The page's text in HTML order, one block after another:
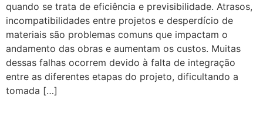
quando se trata de eficiência e previsibilidade. Atrasos,
incompatibilidades entre projetos e desperdício de
materiais são problemas comuns que impactam o
andamento das obras e aumentam os custos. Muitas
dessas falhas ocorrem devido à falta de integração
entre as diferentes etapas do projeto, dificultando a
tomada […]